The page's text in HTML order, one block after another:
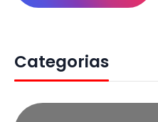
Categorias